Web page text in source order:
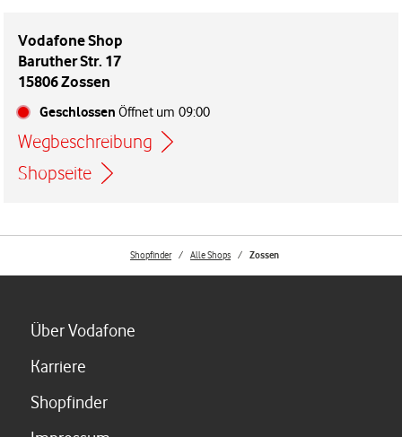
Vodafone Shop
Baruther Str. 17
15806 Zossen
Geschlossen Öffnet um 09:00
Wegbeschreibung
Link öffnet in einem neuen Tab
Shopseite
Shopfinder Alle Shops Zossen
Über Vodafone
Karriere
ShopfinderLink öffnet in einem neuen Tab